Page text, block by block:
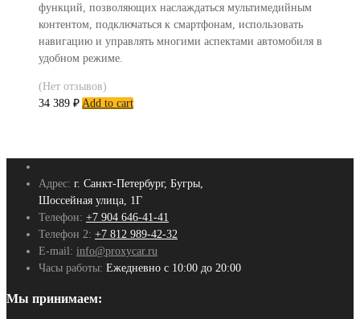
функций, позволяющих наслаждаться мультимедийным
контентом, подключаться к смартфонам, использовать
навигацию и управлять многими аспектами автомобиля в
удобном режиме.
(Нет отзывов)
34 389 ₽ Add to cart
Адрес: г. Санкт-Петербург, Бугры,
Шоссейная улица, 1Г
Телефон: +7 904 646-41-41
Телефон 2: +7 812 989-42-32
E-mail: info@proxycar.ru
Часы работы: Ежедневно с 10:00 до 20:00
Мы принимаем: